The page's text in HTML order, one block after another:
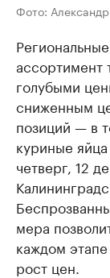
Фото:
ассортимент
голубыми
сниженным
позиций — в
куриные
четверг, 12
мера
каждом
рост цен.